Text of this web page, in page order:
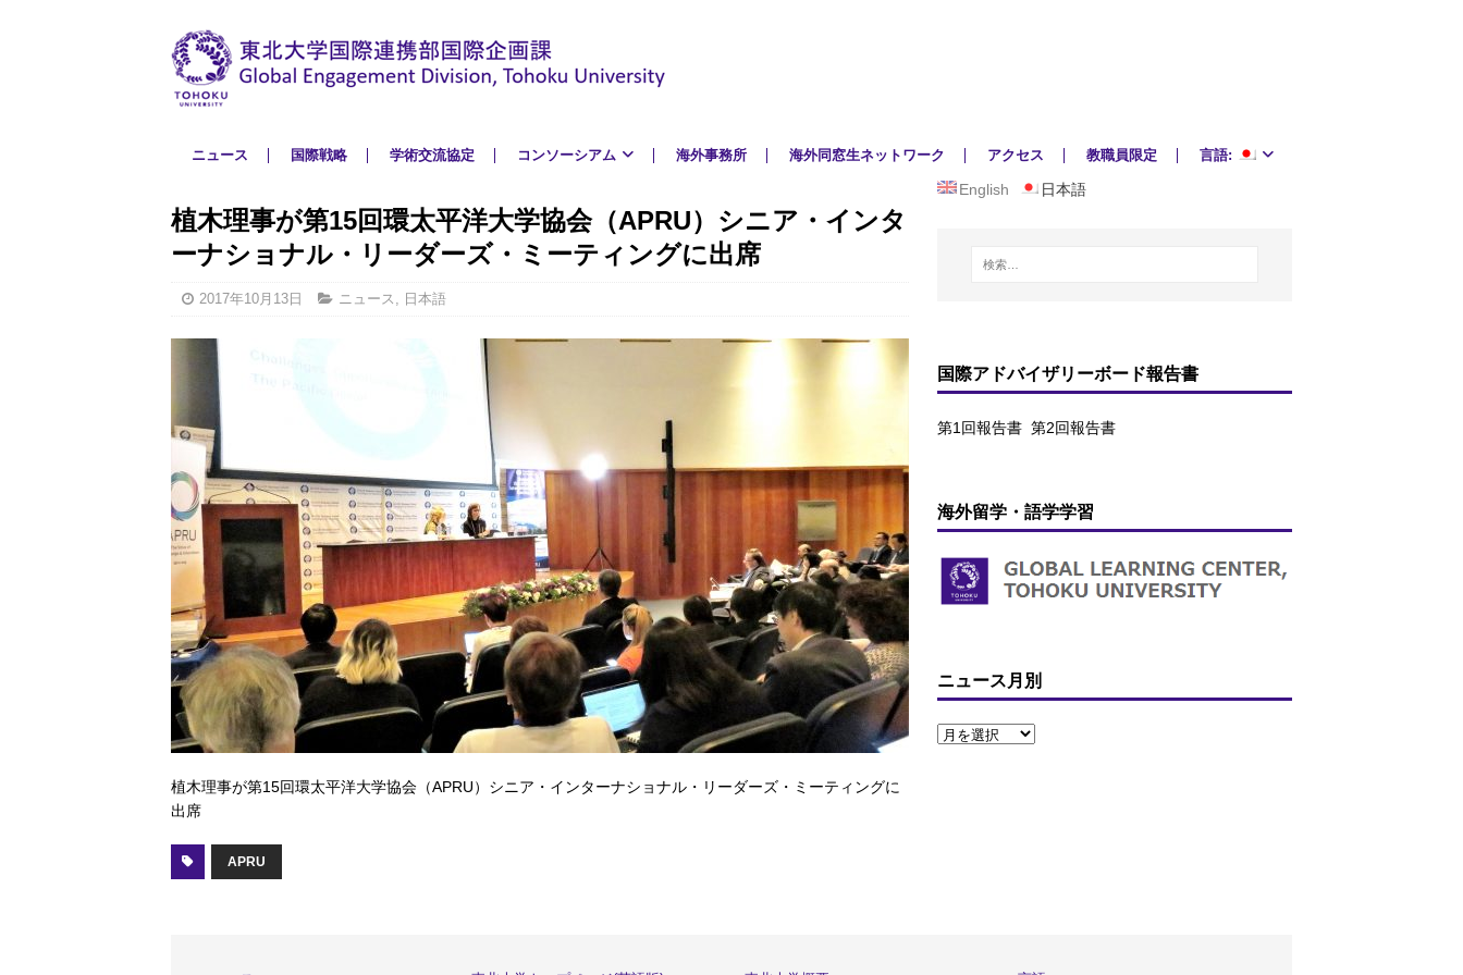
ニュース 国際戦略 学術交流協定 コンソーシアム 海外事務所 海外同窓生ネットワーク アクセス 教職員限定 言語:
植木理事が第15回環太平洋大学協会（APRU）シニア・インタ
ーナショナル・リーダーズ・ミーティングに出席
2017年10月13日 ニュース , 日本語
植木理事が第15回環太平洋大学協会（APRU）シニア・インターナショナル・リーダーズ・ミーティングに
出席
APRU
English 日本語
国際アドバイザリーボード報告書
第1回報告書 第2回報告書
海外留学・語学学習
ニュース月別